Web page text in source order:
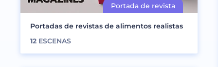
Portadas de revistas de alimentos realistas
12 ESCENAS